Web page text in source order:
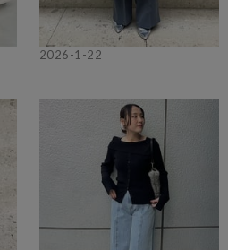
2026-1-22